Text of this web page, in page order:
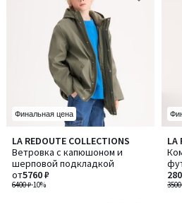
Финальная цена
LA REDOUTE COLLECTIONS
Ветровка с капюшоном и
шерповой подкладкой
6400 ₽-10%
от5760 ₽
4,2
/ 5
Количество
цветов:
3
LA
и
4
/
5